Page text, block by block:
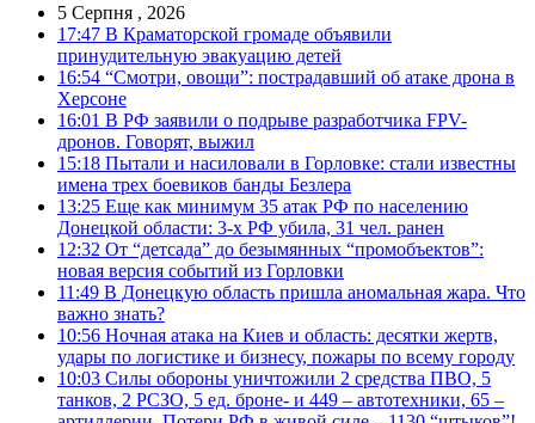
5 Серпня , 2026
17:47 В Краматорской громаде объявили
принудительную эвакуацию детей
16:54 “Смотри, овощи”: пострадавший об атаке дрона в
Херсоне
16:01 В РФ заявили о подрыве разработчика FPV-
дронов. Говорят, выжил
15:18 Пытали и насиловали в Горловке: стали известны
имена трех боевиков банды Безлера
13:25 Еще как минимум 35 атак РФ по населению
Донецкой области: 3-х РФ убила, 31 чел. ранен
12:32 От “детсада” до безымянных “промобъектов”:
новая версия событий из Горловки
11:49 В Донецкую область пришла аномальная жара. Что
важно знать?
10:56 Ночная атака на Киев и область: десятки жертв,
удары по логистике и бизнесу, пожары по всему городу
10:03 Силы обороны уничтожили 2 средства ПВО, 5
танков, 2 РСЗО, 5 ед. броне- и 449 – автотехники, 65 –